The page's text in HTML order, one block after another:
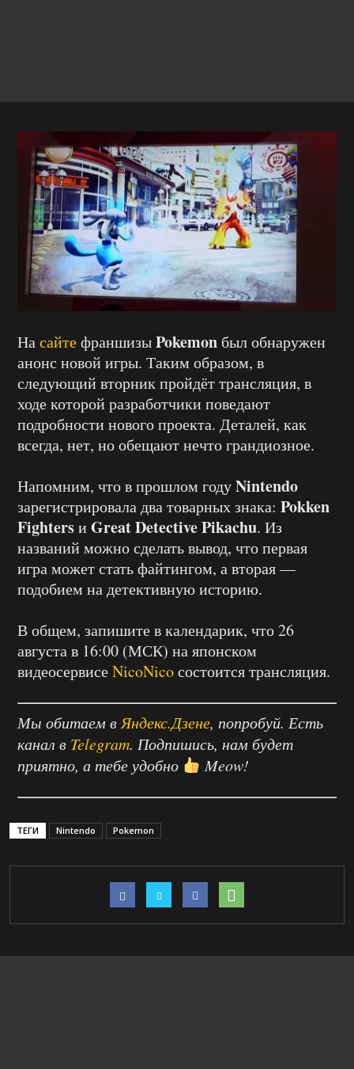
НасайтефраншизыPokemon был обнаружен
анонс новой игры. Таким образом, в
следующий вторник пройдёт трансляция, в
ходе которой разработчики поведают
подробности нового проекта. Деталей, как
всегда, нет, но обещают нечто грандиозное.
Напомним, что в прошлом годуNintendo
зарегистрировала два товарных знака: Pokken
Fightersи Great Detective Pikachu. Из
названий можно сделать вывод, что первая
игра может стать файтингом, а вторая —
подобием на детективную историю.
В общем, запишите в календарик, что 26
августа в 16:00 (МСК) на японском
видеосервисеNicoNicoсостоится трансляция.
Мы обитаем в Яндекс.Дзене, попробуй. Есть
канал в Telegram. Подпишись, нам будет
приятно, а тебе удобно
Meow!
ТЕГИ Nintendo Pokemon